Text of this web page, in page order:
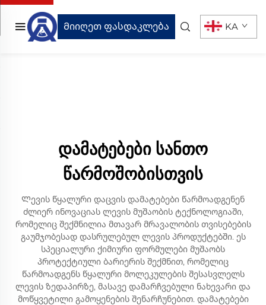
Მიიღეთ ფასდაკლება KA
დამატებები სანთო
წარმოშობისთვის
Ლევის წყალური დაცვის დამატებები წარმოადგენენ
ძლიერ ინოვაციას ლევის მუშაობის ტექნოლოგიაში,
რომელიც შექმნილია მთავარ მრავალობის თვისებების
გაუმჯობესად დასრულებულ ლევის პროდუქტებში. ეს
სპეციალური ქიმიური ფორმულები მუშაობს
პროტექტიული ბარიერის შექმნით, რომელიც
წარმოადგენს წყალური მოლეკულების შესასვლელს
ლევის ზედაპირზე, მასავე დამარჩვებული ნახევარი და
მოწყვეტილი გამოყენების შენარჩუნებით. დამატებები